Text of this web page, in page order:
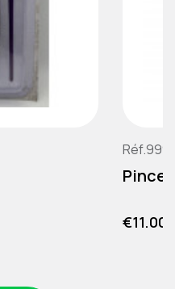
Pince
Price
€11.00